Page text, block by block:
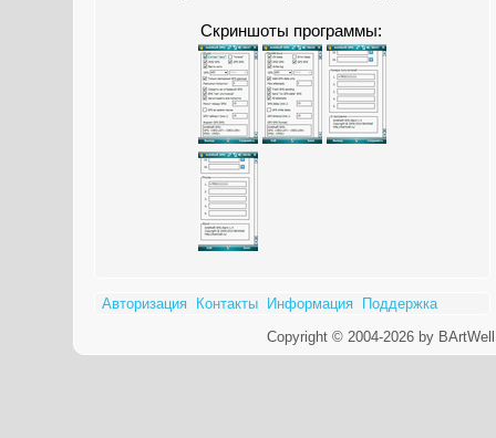
Скриншоты программы:
Авторизация Контакты Информация
Поддержка
Copyright © 2004-2026 by BArtWell